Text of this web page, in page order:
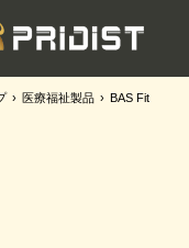
› 医療福祉製品 › BAS Fit